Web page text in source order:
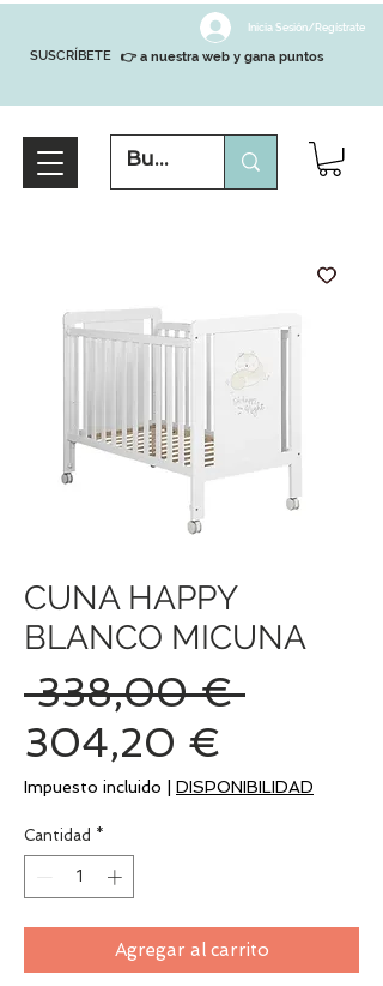
SUSCRÍBETE
Inicia Sesión/Regístrate
👉 a nuestra web y gana puntos
CUNA HAPPY
BLANCO MICUNA
338,00 € Precio
304,20 €
de
Impuesto incluido DISPONIBILIDAD
Cantidad *
Agregar al carrito